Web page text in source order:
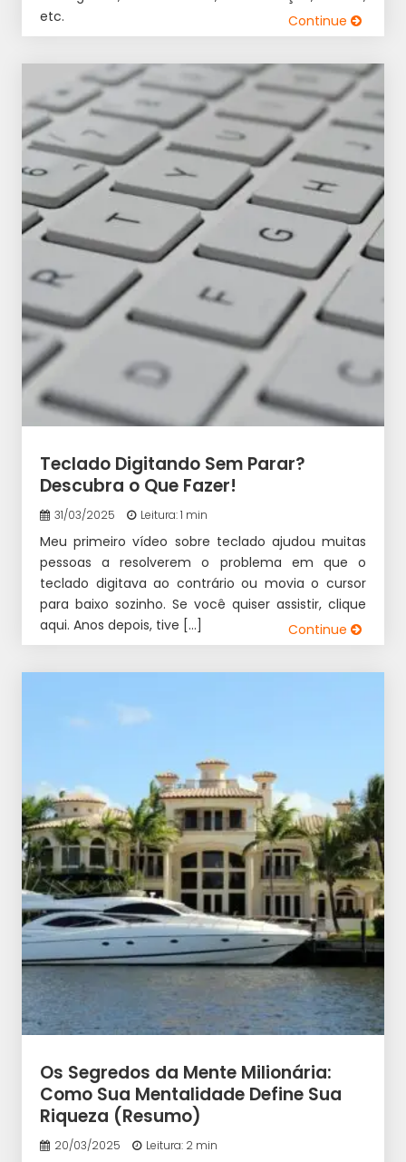
etc.
Continue
Teclado Digitando Sem Parar?
Descubra o Que Fazer!
31/03/2025 Leitura: 1 min
Meu primeiro vídeo sobre teclado ajudou muitas
pessoas a resolverem o problema em que o
teclado digitava ao contrário ou movia o cursor
para baixo sozinho. Se você quiser assistir, clique
aqui. Anos depois, tive […]
Continue
Os Segredos da Mente Milionária:
Como Sua Mentalidade Define Sua
Riqueza (Resumo)
20/03/2025 Leitura: 2 min